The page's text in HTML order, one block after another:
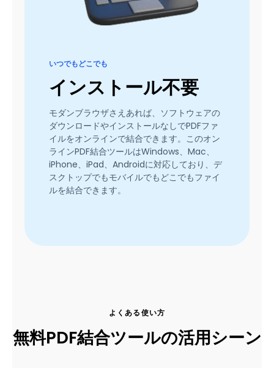
いつでもどこでも
インストール不要
モダンブラウザさえあれば、ソフトウェアの
ダウンロードやインストールなしでPDFファ
イルをオンラインで結合できます。このオン
ラインPDF結合ツールはWindows、Mac、
iPhone、iPad、Androidに対応しており、デ
スクトップでもモバイルでもどこでもファイ
ルを結合できます。
よくある使い方
無料PDF結合ツールの活用シーン